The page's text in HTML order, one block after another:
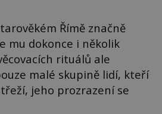
Římě značně
mu dokonce i několik
rituálů ale
malé skupině lidí, kteří
jeho prozrazení se